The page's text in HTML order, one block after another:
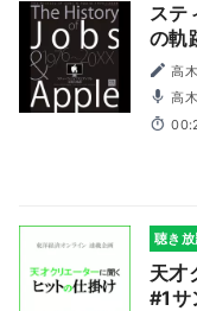
ステ
の軌
高
高
聴き
天才
#1サ